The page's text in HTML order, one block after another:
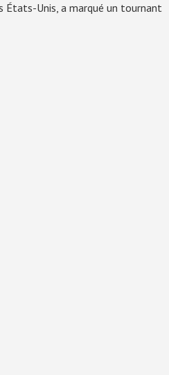
États-Unis, a marqué un tournant